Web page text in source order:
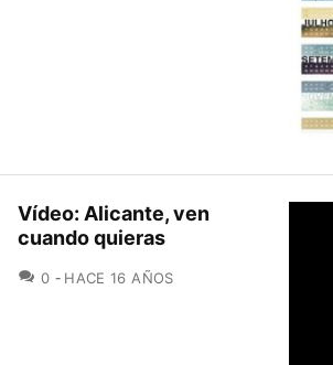
Vídeo: Alicante, ven
cuando quieras
0 COMENTARIOS
HACE 16 AÑOS